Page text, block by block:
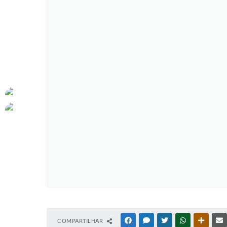
COMPARTILHAR FACEBOOKMESSENGER
TWITTERWHATSAPP